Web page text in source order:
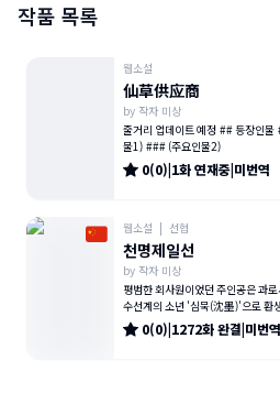
작품 목록
웹소설
仙草供应商
by 작자 미상
줄거리 업데이트 예정 ## 등장인
물1) ### (주요인물2)
0(0)|1화연재중|미번역
웹소설 | 선협
천명제일선
by 작자 미상
평범한 회사원이었던 주인공은 과
수선계의 소년 '심묵(沈墨)'으로 환
불과했고, 심묵 자신은 수
0(0)|1272화완결|미번역